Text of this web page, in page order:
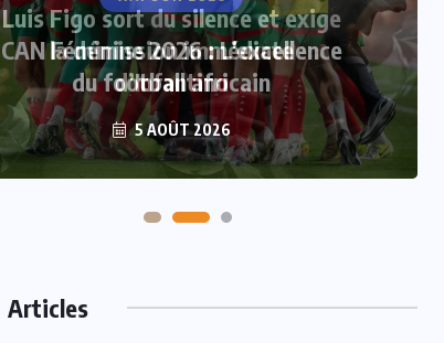
Luis Figo sort du silence et exige
la démission immédiate
d’Infantino
5 AOÛT 2026
Articles